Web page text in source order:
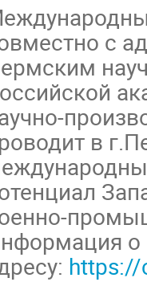
с
в
о